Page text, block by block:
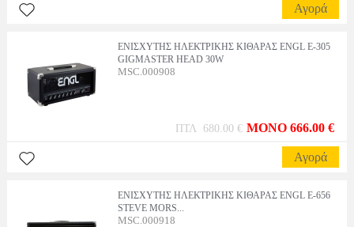
Αγορά
ΕΝΙΣΧΥΤΗΣ ΗΛΕΚΤΡΙΚΗΣ ΚΙΘΑΡΑΣ ENGL E-305
GIGMASTER HEAD 30W
MSC.000908
ΠΤΛ 680.00 € MONO 666.00 €
Αγορά
ΕΝΙΣΧΥΤΗΣ ΗΛΕΚΤΡΙΚΗΣ ΚΙΘΑΡΑΣ ENGL E-656
STEVE MORS...
MSC.000918